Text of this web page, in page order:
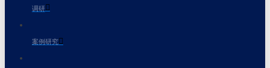
调研
案例研究